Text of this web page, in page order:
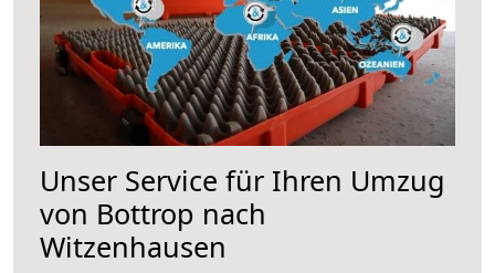
Unser Service für Ihren Umzug
von Bottrop nach
Witzenhausen